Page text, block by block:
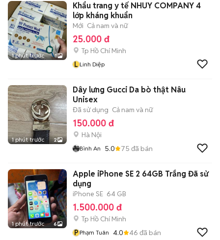
1 phút trước 1
Khẩu trang y tế NHUY COMPANY 4
lớp kháng khuẩn
Mới Cả nam và nữ
25.000 đ
Tp Hồ Chí Minh
L Linh Diệp
1 phút trước 2
Dây lưng Gucci Da bò thật Nâu
Unisex
Đã sử dụng Cả nam và nữ
150.000 đ
Hà Nội
Bình An 5.0 75 đã bán
1 phút trước 6
Apple iPhone SE 2 64GB Trắng Đã sử
dụng
iPhone SE 64 GB
1.500.000 đ
Tp Hồ Chí Minh
P Phạm Tuân 4.0 46 đã bán